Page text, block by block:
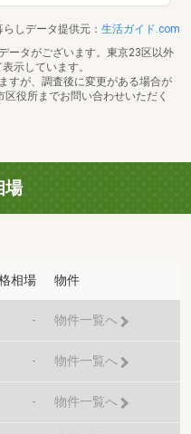
らしデータ提供元： 生活ガイド.com
ータがございます。東京23区以外
示しています。
すが、調査後に変更がある場合が
役所までお問い合わせいただく
場
相場 物件
- 物件一覧へ
- 物件一覧へ
- 物件一覧へ